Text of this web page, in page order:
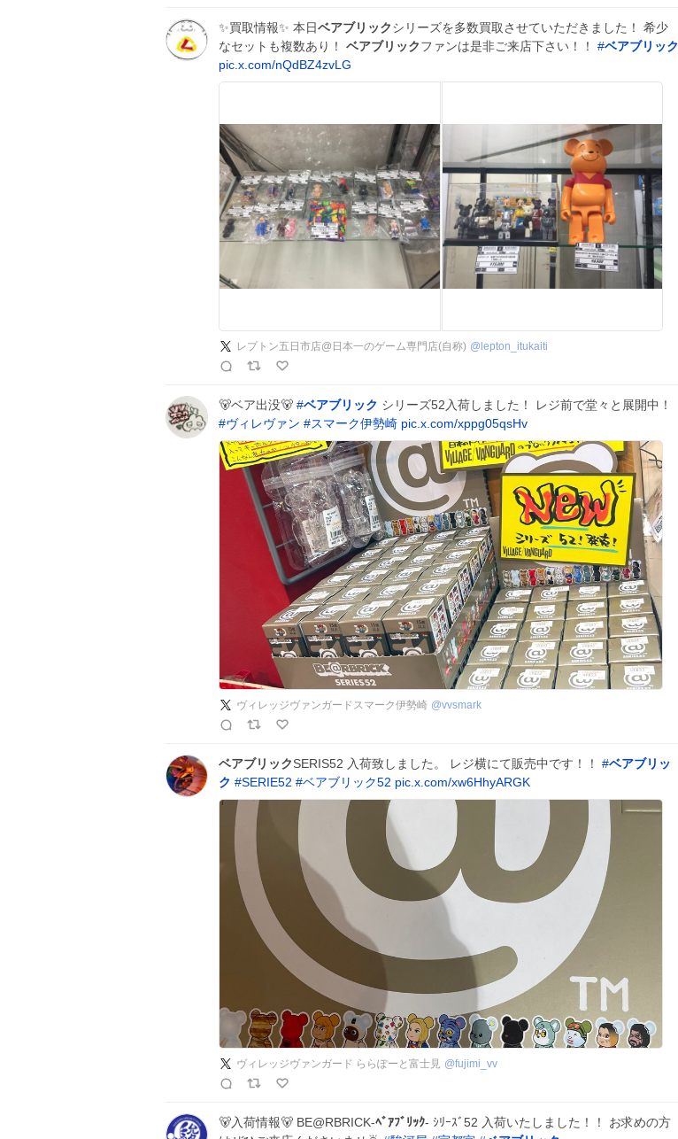
✨買取情報✨ 本日ベアブリックシリーズを多数買取させていただきました！ 希少
なセットも複数あり！ ベアブリックファンは是非ご来店下さい！！ #ベアブリック
pic.x.com/nQdBZ4zvLG
レプトン五日市店@日本一のゲーム専門店(自称) @ lepton_itukaiti
🐻ベア出没🐻 #ベアブリック シリーズ52入荷しました！ レジ前で堂々と展開中！
#ヴィレヴァン #スマーク伊勢崎 pic.x.com/xppg05qsHv
ヴィレッジヴァンガードスマーク伊勢崎 @vvsmark
ベアブリックSERIS52 入荷致しました。 レジ横にて販売中です！！ #ベアブリッ
ク #SERIE52 #ベアブリック52 pic.x.com/xw6HhyARGK
ヴィレッジヴァンガード ららぽーと富士見 @fujimi_vv
🐻入荷情報🐻 BE@RBRICK-ﾍﾞｱﾌﾞﾘｯｸ- ｼﾘｰｽﾞ52 入荷いたしました！！ お求めの方